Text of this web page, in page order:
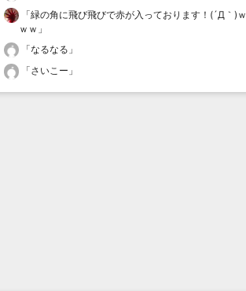
「緑の角に飛び飛びで赤が入っております！(´Д｀)ｗ
ｗｗ 」
「なるなる 」
「さいこー 」